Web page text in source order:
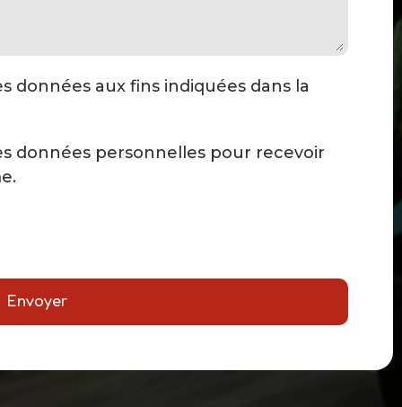
données aux fins indiquées dans la
données personnelles pour recevoir
Envoyer